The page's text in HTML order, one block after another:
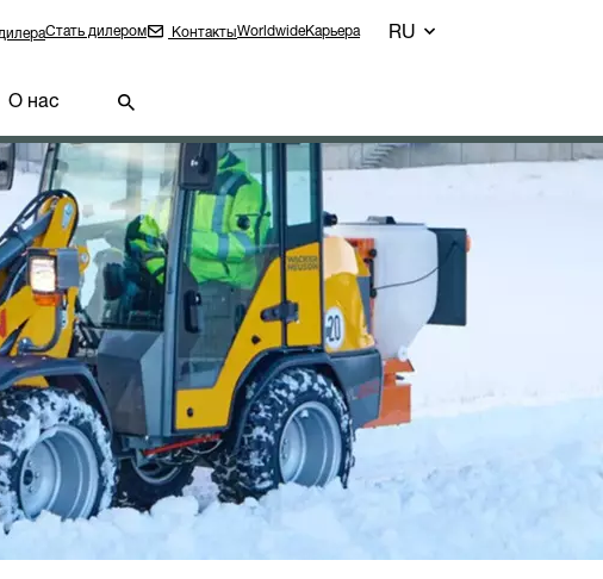
Стать дилером КонтактыWorldwideКарьера RU
О нас